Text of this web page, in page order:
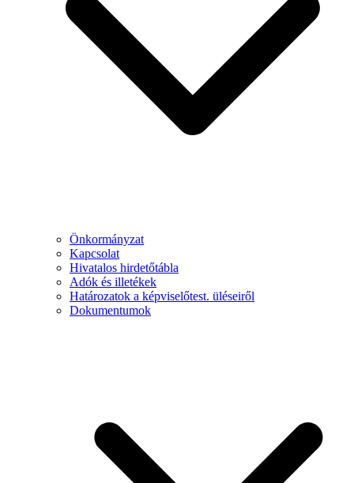
Önkormányzat
Kapcsolat
Hivatalos hirdetőtábla
Adók és illetékek
Határozatok a képviselőtest. üléseiről
Dokumentumok